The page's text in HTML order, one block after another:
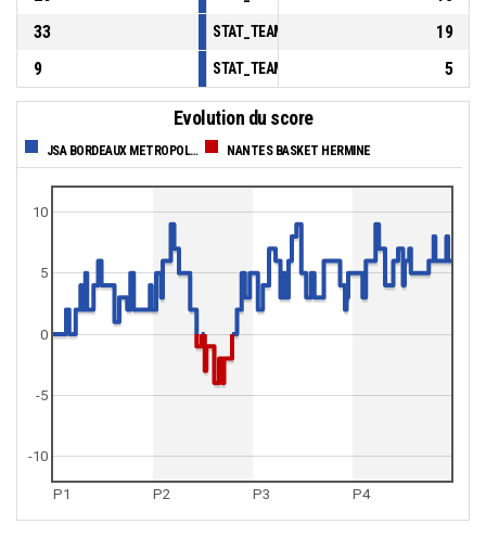
33
19
9
5
Evolution du score
JSA BORDEAUX METROPOLE BASKET NANTES BASKET HERMINE
P1 P2 P3 P4
0
5
10
-10
-5